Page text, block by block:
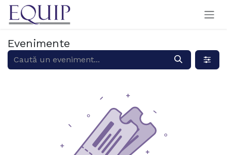
Sari la conținut
Evenimente